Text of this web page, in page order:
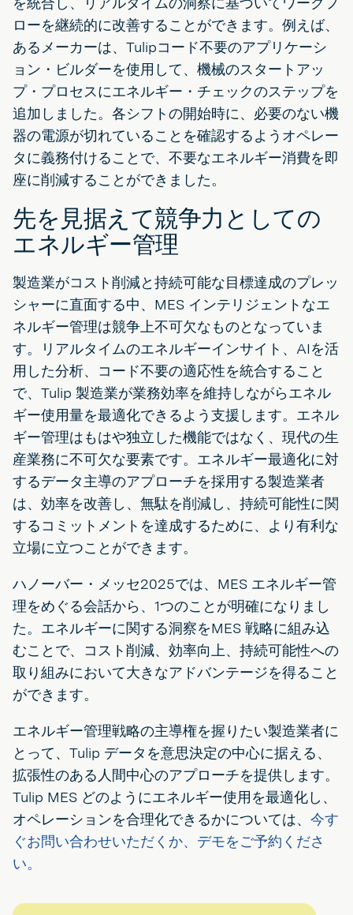
ローを継続的に改善することができます。例えば、
あるメーカーは、Tulipコード不要のアプリケーシ
ョン・ビルダーを使用して、機械のスタートアッ
プ・プロセスにエネルギー・チェックのステップを
追加しました。各シフトの開始時に、必要のない機
器の電源が切れていることを確認するようオペレー
タに義務付けることで、不要なエネルギー消費を即
座に削減することができました。
先を見据えて競争力としての
エネルギー管理
製造業がコスト削減と持続可能な目標達成のプレッ
シャーに直面する中、MES インテリジェントなエ
ネルギー管理は競争上不可欠なものとなっていま
す。リアルタイムのエネルギーインサイト、AIを活
用した分析、コード不要の適応性を統合すること
で、Tulip 製造業が業務効率を維持しながらエネル
ギー使用量を最適化できるよう支援します。エネル
ギー管理はもはや独立した機能ではなく、現代の生
産業務に不可欠な要素です。エネルギー最適化に対
するデータ主導のアプローチを採用する製造業者
は、効率を改善し、無駄を削減し、持続可能性に関
するコミットメントを達成するために、より有利な
立場に立つことができます。
ハノーバー・メッセ2025では、MES エネルギー管
理をめぐる会話から、1つのことが明確になりまし
た。エネルギーに関する洞察をMES 戦略に組み込
むことで、コスト削減、効率向上、持続可能性への
取り組みにおいて大きなアドバンテージを得ること
ができます。
エネルギー管理戦略の主導権を握りたい製造業者に
とって、Tulip データを意思決定の中心に据える、
拡張性のある人間中心のアプローチを提供します。
Tulip MES どのようにエネルギー使用を最適化し、
オペレーションを合理化できるかについては、 今す
ぐお問い合わせいただくか、デモをご予約くださ
い。